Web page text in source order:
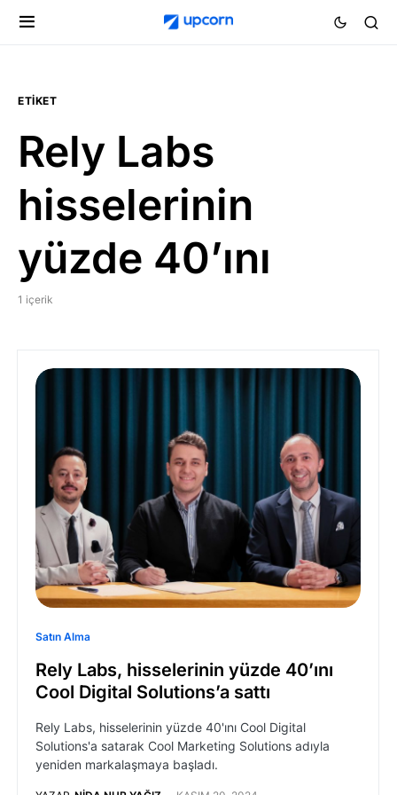
ETIKET
Rely Labs
hisselerinin
yüzde 40’ını
1 içerik
Satın Alma
Rely Labs, hisselerinin yüzde 40’ını
Cool Digital Solutions’a sattı
Rely Labs, hisselerinin yüzde 40'ını Cool Digital
Solutions'a satarak Cool Marketing Solutions adıyla
yeniden markalaşmaya başladı.